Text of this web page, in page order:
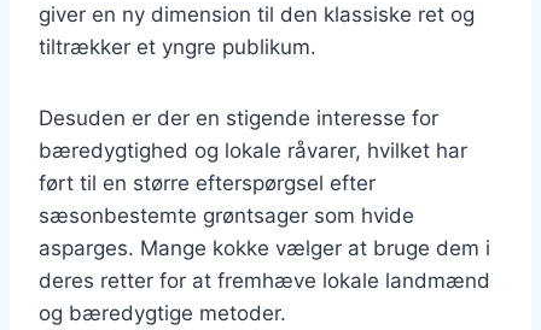
giver en ny dimension til den klassiske ret og
tiltrækker et yngre publikum.
Desuden er der en stigende interesse for
bæredygtighed og lokale råvarer, hvilket har
ført til en større efterspørgsel efter
sæsonbestemte grøntsager som hvide
asparges. Mange kokke vælger at bruge dem i
deres retter for at fremhæve lokale landmænd
og bæredygtige metoder.